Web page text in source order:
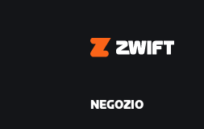
Zwift
NEGOZIO